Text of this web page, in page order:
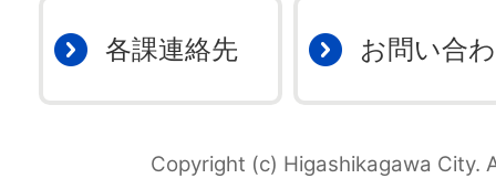
各課連絡先 お問い合
Copyright (c) Higashikagawa City.